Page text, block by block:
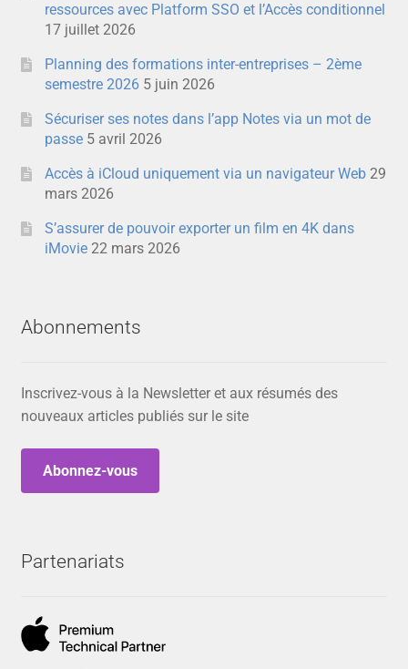
ressources avec Platform SSO et l’Accès conditionnel
17 juillet 2026
Planning des formations inter-entreprises – 2ème
semestre 2026 5 juin 2026
Sécuriser ses notes dans l’app Notes via un mot de
passe 5 avril 2026
Accès à iCloud uniquement via un navigateur Web 29
mars 2026
S’assurer de pouvoir exporter un film en 4K dans
iMovie 22 mars 2026
Abonnements
Inscrivez-vous à la Newsletter et aux résumés des
nouveaux articles publiés sur le site
Abonnez-vous
Partenariats